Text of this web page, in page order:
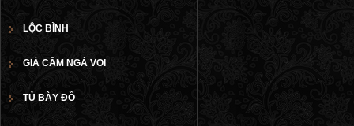
LỘC BÌNH
GIÁ CẮM NGÀ VOI
TỦ BÀY ĐỒ